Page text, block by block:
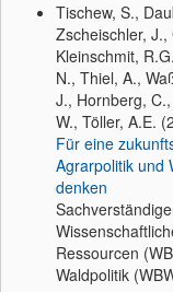
Tischew, S.,
Zscheischler,
Kleinschmit,
N., Thiel, A.,
J., Hornberg,
W., Töller, A.E.
Für eine
Agrarpolitik und
denken
Ressourcen
Waldpolitik